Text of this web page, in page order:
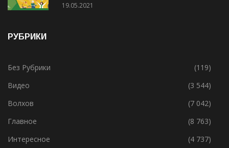
19.05.2021
РУБРИКИ
Без Рубрики
(119)
Видео
(3 544)
Волхов
(7 042)
Главное
(8 763)
Интересное
(4 737)